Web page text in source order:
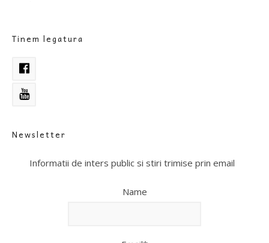
Tinem legatura
Newsletter
Informatii de inters public si stiri trimise prin email
Name